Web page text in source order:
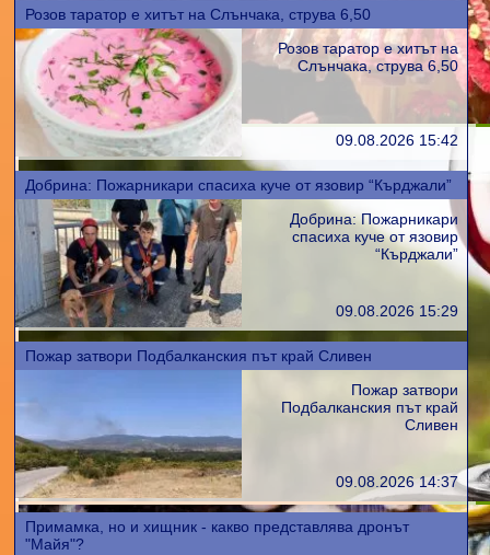
Розов таратор е хитът на Слънчака, струва 6,50
Розов таратор е хитът на
Слънчака, струва 6,50
09.08.2026 15:42
Добрина: Пожарникари спасиха куче от язовир “Кърджали”
Добрина: Пожарникари
спасиха куче от язовир
“Кърджали”
09.08.2026 15:29
Пожар затвори Подбалканския път край Сливен
Пожар затвори
Подбалканския път край
Сливен
09.08.2026 14:37
Примамка, но и хищник - какво представлява дронът
"Майя"?